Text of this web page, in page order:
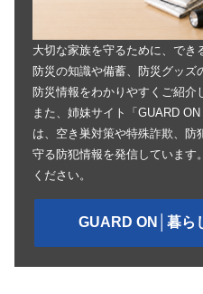
大切な家族を守るために、でき
防災の知識や備蓄、防災グッズ
防災情報をわかりやすくご紹介
また、姉妹サイト「GUARD
は、空き巣対策や特殊詐欺、防
守る防犯情報を発信しています
ください。
GUARD ON│暮ら